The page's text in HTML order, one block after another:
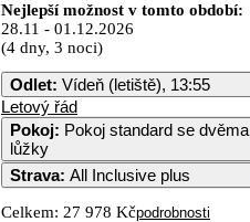
Nejlepší možnost v tomto období:
28.11 - 01.12.2026
(4 dny, 3 noci)
Odlet: Vídeň (letiště), 13:55
Letový řád
Pokoj: Pokoj standard se dvěma
lůžky
Strava: All Inclusive plus
Celkem: 27 978 Kčpodrobnosti